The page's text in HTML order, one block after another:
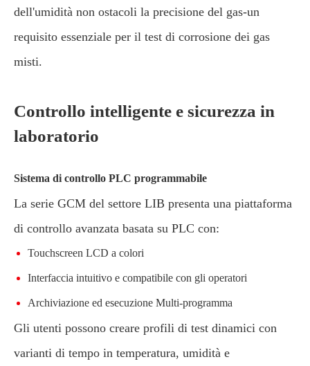
dell'umidità non ostacoli la precisione del gas-un
requisito essenziale per il test di corrosione dei gas
misti.
Controllo intelligente e sicurezza in
laboratorio
Sistema di controllo PLC programmabile
La serie GCM del settore LIB presenta una piattaforma
di controllo avanzata basata su PLC con:
Touchscreen LCD a colori
Interfaccia intuitivo e compatibile con gli operatori
Archiviazione ed esecuzione Multi-programma
Gli utenti possono creare profili di test dinamici con
varianti di tempo in temperatura, umidità e